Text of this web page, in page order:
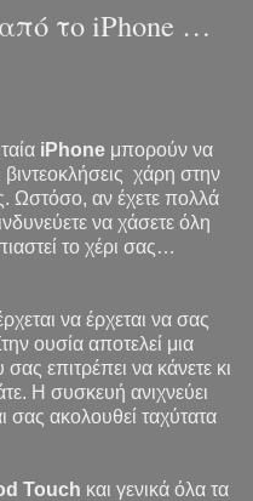
το iPhone …
iPhone μπορούν να
χάρη στην
Ωστόσο, αν έχετε πολλά
να χάσετε όλη
το χέρι σας…
να έρχεται να σας
ουσία αποτελεί μια
επιτρέπει να κάνετε κι
Η συσκευή ανιχνεύει
σας ακολουθεί ταχύτατα
Touch και γενικά όλα τα